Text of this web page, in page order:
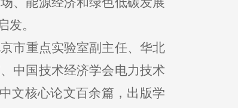
。
市重点实验室副主任、华北
中国技术经济学会电力技术
文核心论文百余篇，出版学